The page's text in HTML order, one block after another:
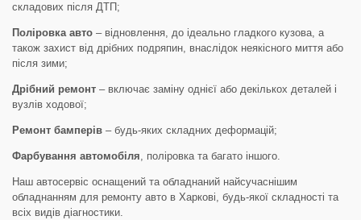
складових після ДТП;
Поліровка авто – відновлення, до ідеально гладкого кузова, а
також захист від дрібних подряпин, внаслідок неякісного миття або
після зими;
Дрібний ремонт – включає заміну однієї або декількох деталей і
вузлів ходової;
Ремонт бамперів – будь-яких складних деформацій;
Фарбування автомобіля, поліровка та багато іншого.
Наш автосервіс оснащений та обладнаний найсучаснішим
обладнанням для ремонту авто в Харкові, будь-якої складності та
всіх видів діагностики.